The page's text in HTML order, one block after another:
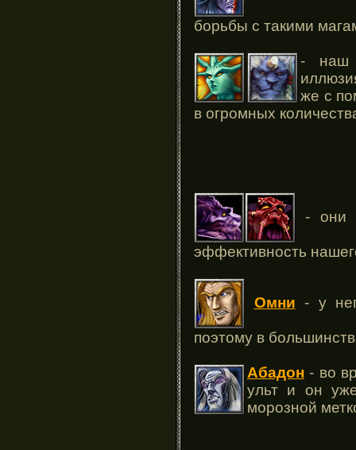
борьбы с такими
- наш
же с
в огромных
- они
эффективность
Омни - у
поэтому в
Абадон - во
ульт и он
морозной